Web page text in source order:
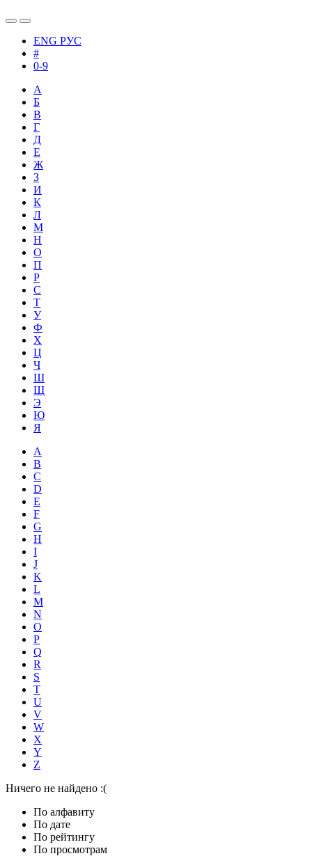
ENG РУС
#
0-9
А
Б
В
Г
Д
Е
Ж
З
И
К
Л
М
Н
О
П
Р
С
Т
У
Ф
Х
Ц
Ч
Ш
Щ
Э
Ю
Я
A
B
C
D
E
F
G
H
I
J
K
L
M
N
O
P
Q
R
S
T
U
V
W
X
Y
Z
Ничего не найдено :(
По алфавиту
По дате
По рейтингу
По просмотрам